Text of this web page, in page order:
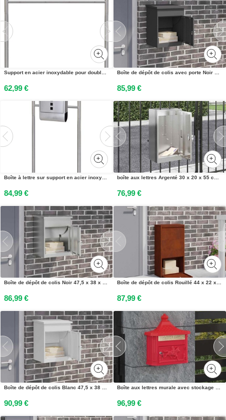
Support en acier inoxydable pour double boîte aux lettres
62,99 €
Boîte de dépôt de colis avec porte Noir 47,5 x 38 x 59 cm Acier
85,99 €
Boîte à lettre sur support en acier inoxydable
84,99 €
boîte aux lettres Argenté 30 x 20 x 55 cm Acier inoxydable
76,99 €
Boîte de dépôt de colis Noir 47,5 x 38 x 59 cm Acier galvanisé
86,99 €
Boîte de dépôt de colis Rouillé 44 x 22 x 82 cm Acier patiné
87,99 €
Boîte de dépôt de colis Blanc 47,5 x 38 x 59 cm Acier
90,99 €
Boîte aux lettres murale avec stockage Rouge 40,5 x 16 x 45 cm
96,99 €